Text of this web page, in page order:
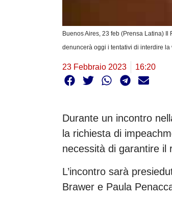
Buenos Aires, 23 feb (Prensa Latina)
denuncerà oggi i tentativi di interdire
23 Febbraio 2023 16:20
Durante un incontro
la richiesta di
necessità di garantire il
L’incontro sarà
Brawer e Paula